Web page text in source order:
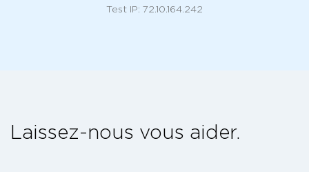
Test IP: 72.10.164.242
Laissez-nous vous aider.